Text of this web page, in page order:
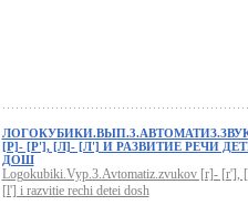
[Р]- [Р'], [Л]- [Л'] И РАЗВИТИЕ РЕЧИ
ДОШ
Logokubiki.Vyp.3.Avtomatiz.zvukov [r]- [r'],
[l'] i razvitie rechi detei dosh